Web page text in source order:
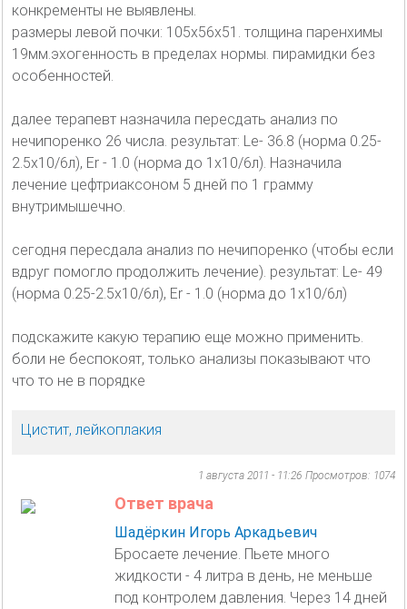
конкременты не выявлены.
размеры левой почки: 105х56х51. толщина паренхимы
19мм.эхогенность в пределах нормы. пирамидки без
особенностей.
далее терапевт назначила пересдать анализ по
нечипоренко 26 числа. результат: Le- 36.8 (норма 0.25-
2.5x10/6л), Er - 1.0 (норма до 1х10/6л). Назначила
лечение цефтриаксоном 5 дней по 1 грамму
внутримышечно.
сегодня пересдала анализ по нечипоренко (чтобы если
вдруг помогло продолжить лечение). результат: Le- 49
(норма 0.25-2.5x10/6л), Er - 1.0 (норма до 1х10/6л)
подскажите какую терапию еще можно применить.
боли не беспокоят, только анализы показывают что
что то не в порядке
Цистит, лейкоплакия
1 августа 2011 - 11:26 Просмотров: 1074
Ответ врача
Шадёркин Игорь Аркадьевич
Бросаете лечение. Пьете много
жидкости - 4 литра в день, не меньше
под контролем давления. Через 14 дней